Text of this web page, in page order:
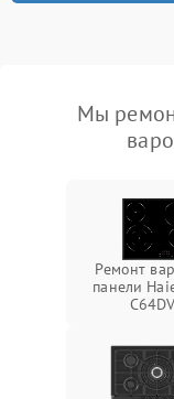
Мы
Ремонт
панели